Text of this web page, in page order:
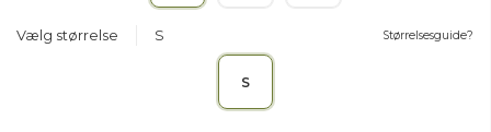
Vælg størrelse S Størrelsesguide?
S